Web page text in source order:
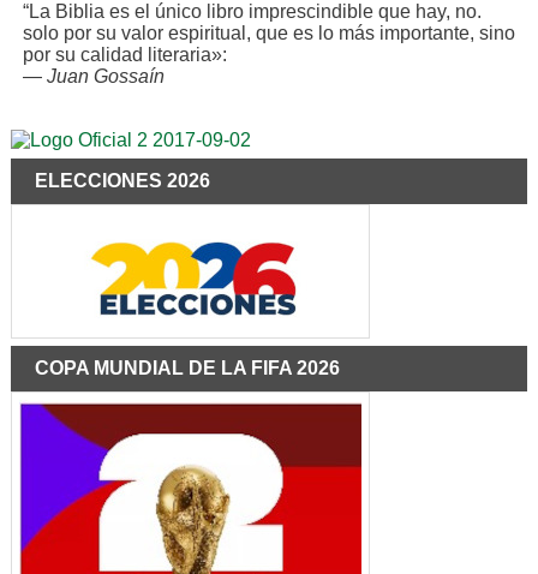
“La Biblia es el único libro imprescindible que hay, no.
solo por su valor espiritual, que es lo más importante, sino
por su calidad literaria»:
— Juan Gossaín
ELECCIONES 2026
COPA MUNDIAL DE LA FIFA 2026